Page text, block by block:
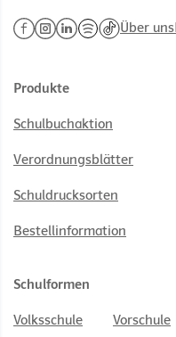
Über uns
Produkte
Schulbuchaktion
Verordnungsblätter
Schuldrucksorten
Bestellinformation
Schulformen
Volksschule Vorschule